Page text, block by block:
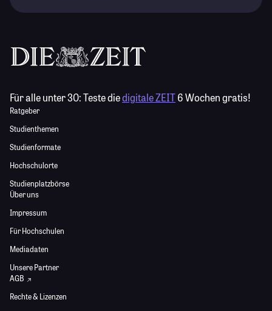
Für alle unter 30:Teste diedigitale ZEIT6 Wochen gratis!
Ratgeber
Studienthemen
Studienformate
Hochschulorte
Studienplatzbörse
Über uns
Impressum
Für Hochschulen
Mediadaten
Unsere Partner
AGB
Rechte & Lizenzen